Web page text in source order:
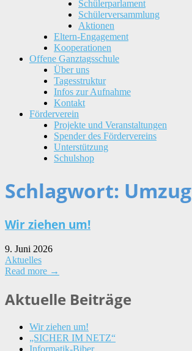
Schülerparlament
Schülerversammlung
Aktionen
Eltern-Engagement
Kooperationen
Offene Ganztagsschule
Über uns
Tagesstruktur
Infos zur Aufnahme
Kontakt
Förderverein
Projekte und Veranstaltungen
Spender des Fördervereins
Unterstützung
Schulshop
Schlagwort: Umzug
Wir ziehen um!
9. Juni 2026
Aktuelles
Read more →
Aktuelle Beiträge
Wir ziehen um!
„SICHER IM NETZ“
Informatik-Biber